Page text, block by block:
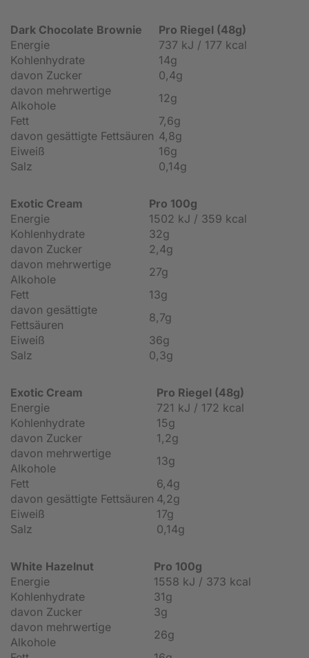
Dark Chocolate Brownie
Pro Riegel (48g)
Energie
737 kJ / 177 kcal
Kohlenhydrate
14g
davon Zucker
0,4g
davon mehrwertige
Alkohole
12g
Fett
7,6g
davon gesättigte Fettsäuren 4,8g
Eiweiß
16g
Salz
0,14g
Exotic Cream
Pro 100g
Energie
1502 kJ / 359 kcal
Kohlenhydrate
32g
davon Zucker
2,4g
davon mehrwertige
Alkohole
27g
Fett
13g
davon gesättigte
Fettsäuren
8,7g
Eiweiß
36g
Salz
0,3g
Exotic Cream
Pro Riegel (48g)
Energie
721 kJ / 172 kcal
Kohlenhydrate
15g
davon Zucker
1,2g
davon mehrwertige
Alkohole
13g
Fett
6,4g
davon gesättigte Fettsäuren 4,2g
Eiweiß
17g
Salz
0,14g
White Hazelnut
Pro 100g
Energie
1558 kJ / 373 kcal
Kohlenhydrate
31g
davon Zucker
3g
davon mehrwertige
Alkohole
26g